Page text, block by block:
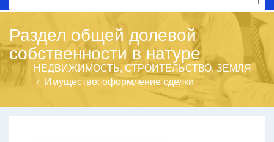
Раздел общей долевой
собственности в натуре
НЕДВИЖИМОСТЬ, СТРОИТЕЛЬСТВО, ЗЕМЛЯ
Имущество: оформление сделки